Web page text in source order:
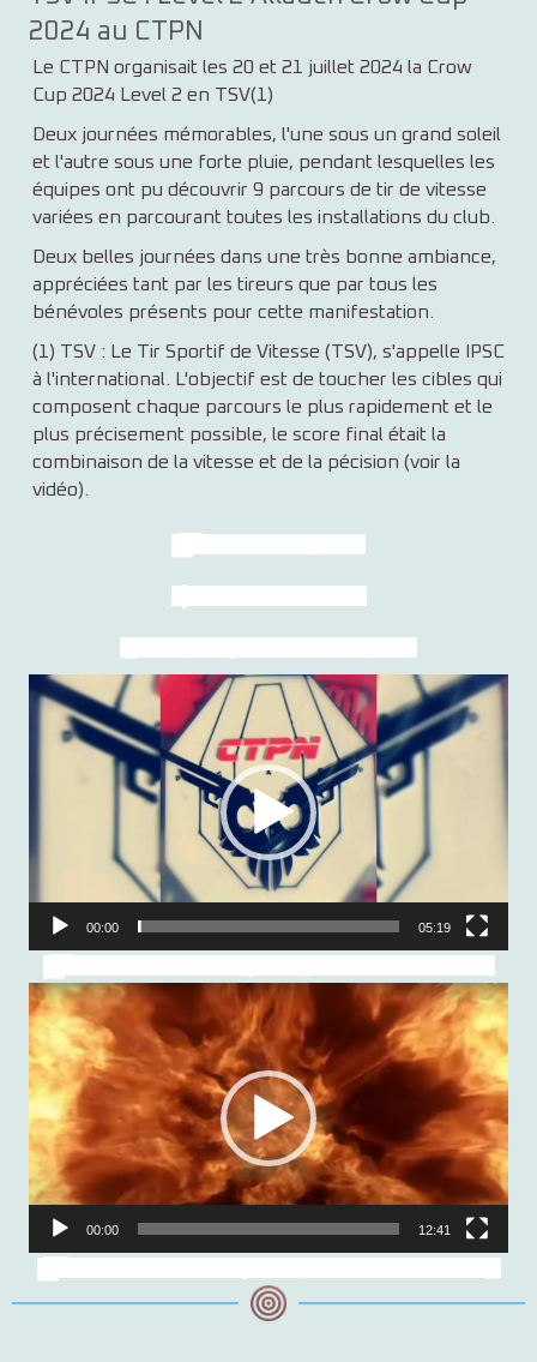
2024 au CTPN
Le CTPN organisait les 20 et 21 juillet 2024 la Crow
Cup 2024 Level 2 en TSV(1)
Deux journées mémorables, l'une sous un grand soleil
et l'autre sous une forte pluie, pendant lesquelles les
équipes ont pu découvrir 9 parcours de tir de vitesse
variées en parcourant toutes les installations du club.
Deux belles journées dans une très bonne ambiance,
appréciées tant par les tireurs que par tous les
bénévoles présents pour cette manifestation.
(1) TSV : Le Tir Sportif de Vitesse (TSV), s'appelle IPSC
à l'international. L'objectif est de toucher les cibles qui
composent chaque parcours le plus rapidement et le
plus précisement possible, le score final était la
combinaison de la vitesse et de la pécision (voir la
vidéo).
Lecteur
vidéo
00:00 05:19
Lecteur
vidéo
00:00 12:41